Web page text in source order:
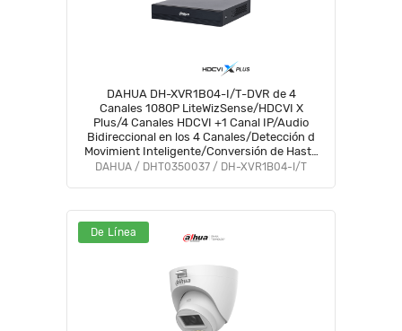
DAHUA DH-XVR1B04-I/T-DVR de 4
Canales 1080P LiteWizSense/HDCVI X
Plus/4 Canales HDCVI +1 Canal IP/Audio
Bidireccional en los 4 Canales/Detección d
Movimient Inteligente/Conversión de Hasta
5 Canals IP/Decodificación de Video Hasta
DAHUA / DHT0350037 / DH-XVR1B04-I/T
De Línea